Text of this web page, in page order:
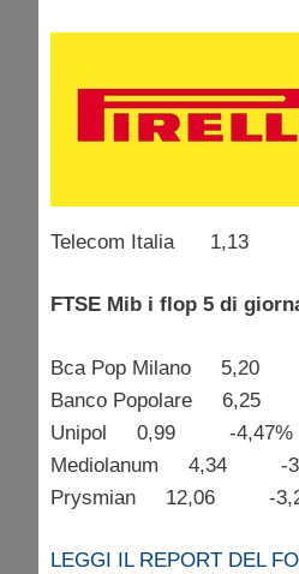
Telecom Italia 1,13
FTSE Mib i flop 5 di
Bca Pop Milano 5,20
Banco Popolare 6,25
Unipol 0,99 -4,47%
Mediolanum 4,34 -
Prysmian 12,06 -
LEGGI IL REPORT DEL